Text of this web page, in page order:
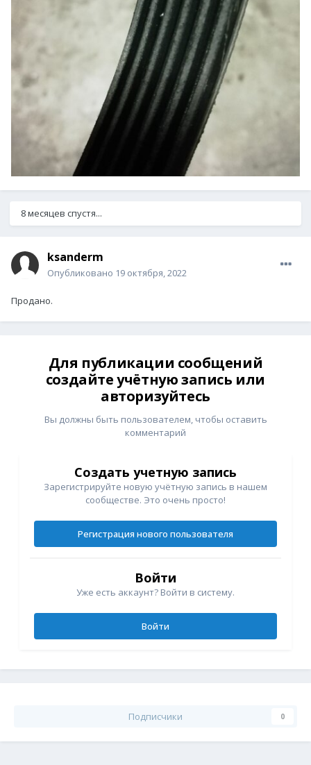
8 месяцев спустя...
ksanderm
Опубликовано 19 октября, 2022
Продано.
Для публикации сообщений
создайте учётную запись или
авторизуйтесь
Вы должны быть пользователем, чтобы оставить
комментарий
Создать учетную запись
Зарегистрируйте новую учётную запись в нашем
сообществе. Это очень просто!
Регистрация нового пользователя
Войти
Уже есть аккаунт? Войти в систему.
Войти
Подписчики 0